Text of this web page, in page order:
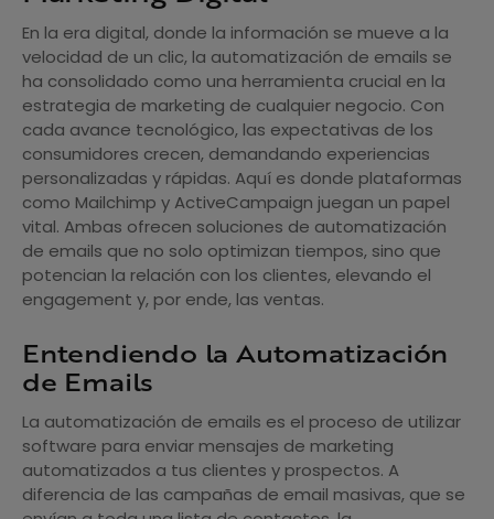
En la era digital, donde la información se mueve a la
velocidad de un clic, la automatización de emails se
ha consolidado como una herramienta crucial en la
estrategia de marketing de cualquier negocio. Con
cada avance tecnológico, las expectativas de los
consumidores crecen, demandando experiencias
personalizadas y rápidas. Aquí es donde plataformas
como Mailchimp y ActiveCampaign juegan un papel
vital. Ambas ofrecen soluciones de automatización
de emails que no solo optimizan tiempos, sino que
potencian la relación con los clientes, elevando el
engagement y, por ende, las ventas.
Entendiendo la Automatización
de Emails
La automatización de emails es el proceso de utilizar
software para enviar mensajes de marketing
automatizados a tus clientes y prospectos. A
diferencia de las campañas de email masivas, que se